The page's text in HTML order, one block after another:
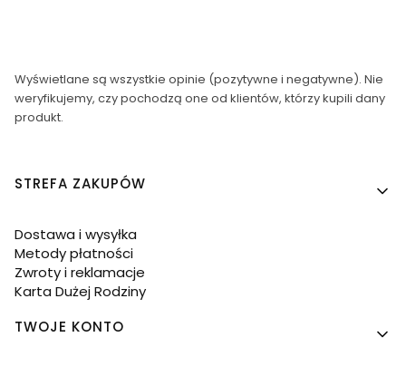
Wyświetlane są wszystkie opinie (pozytywne i negatywne). Nie
weryfikujemy, czy pochodzą one od klientów, którzy kupili dany
produkt.
Linki w stopce
STREFA ZAKUPÓW
Dostawa i wysyłka
Metody płatności
Zwroty i reklamacje
Karta Dużej Rodziny
TWOJE KONTO